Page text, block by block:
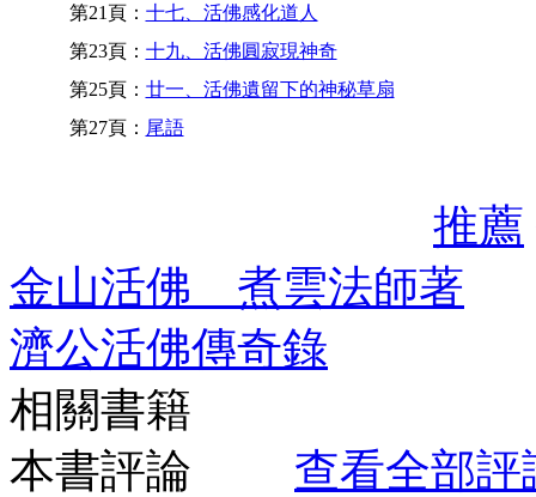
第21頁： 十七、活佛感化道人
第23頁： 十九、活佛圓寂現神奇
第25頁： 廿一、活佛遺留下的神秘草扇
第27頁： 尾語
推薦
金山活佛 煮雲法師著
濟公活佛傳奇錄
相關書籍
本書評論
查看全部評